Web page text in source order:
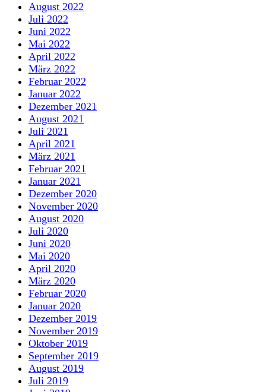
August 2022
Juli 2022
Juni 2022
Mai 2022
April 2022
März 2022
Februar 2022
Januar 2022
Dezember 2021
August 2021
Juli 2021
April 2021
März 2021
Februar 2021
Januar 2021
Dezember 2020
November 2020
August 2020
Juli 2020
Juni 2020
Mai 2020
April 2020
März 2020
Februar 2020
Januar 2020
Dezember 2019
November 2019
Oktober 2019
September 2019
August 2019
Juli 2019